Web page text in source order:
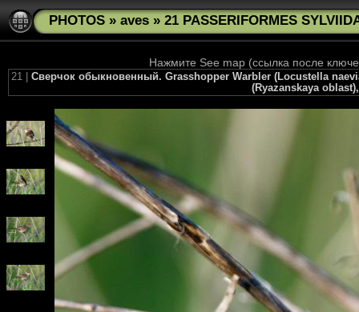
PHOTOS » aves » 21 PASSERIFORMES
Нажмите See map (ссылка после
21 | Сверчок обыкновенный. Grasshopper Warbler (Locustella
(Ryazanskaya